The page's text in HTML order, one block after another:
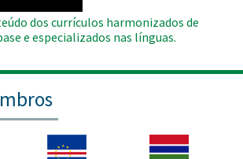
dos currículos harmonizados de
e especializados nas línguas.
Imagem
Imagem